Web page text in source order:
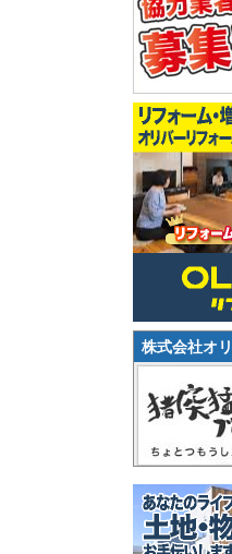
株式会社オ